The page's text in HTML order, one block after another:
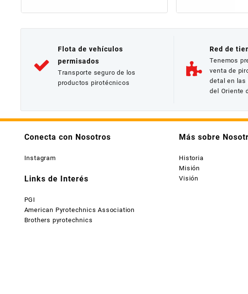
Flota de vehículos
permisados
Transporte seguro de los
productos pirotécnicos
Red de
Tenemos
venta de
detal en las
del Oriente
Conecta con Nosotros
Instagram
Links de Interés
PGI
American Pyrotechnics Association
Brothers pyrotechnics
Más sobre
Historia
Misión
Visión